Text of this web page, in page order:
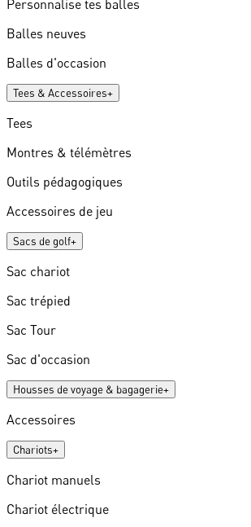
Personnalise tes balles
Balles neuves
Balles d'occasion
Tees & Accessoires+
Tees
Montres & télémètres
Outils pédagogiques
Accessoires de jeu
Sacs de golf+
Sac chariot
Sac trépied
Sac Tour
Sac d'occasion
Housses de voyage & bagagerie+
Accessoires
Chariots+
Chariot manuels
Chariot électrique